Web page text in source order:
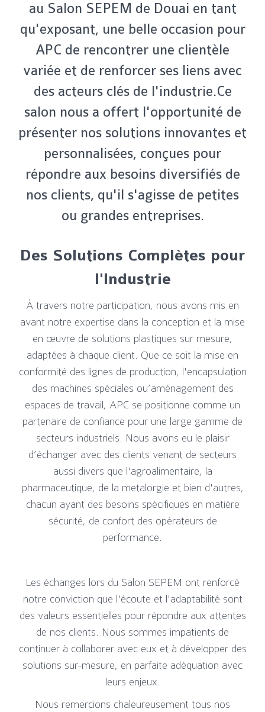
au Salon SEPEM de Douai en tant
qu'exposant, une belle occasion pour
APC de rencontrer une clientèle
variée et de renforcer ses liens avec
des acteurs clés de l'industrie.Ce
salon nous a offert l'opportunité de
présenter nos solutions innovantes et
personnalisées, conçues pour
répondre aux besoins diversifiés de
nos clients, qu'il s'agisse de petites
ou grandes entreprises.
Des Solutions Complètes pour
l'Industrie
À travers notre participation, nous avons mis en
avant notre expertise dans la conception et la mise
en œuvre de solutions plastiques sur mesure,
adaptées à chaque client. Que ce soit la mise en
conformité des lignes de production, l'encapsulation
des machines spéciales ou’aménagement des
espaces de travail, APC se positionne comme un
partenaire de confiance pour une large gamme de
secteurs industriels. Nous avons eu le plaisir
d’échanger avec des clients venant de secteurs
aussi divers que l'agroalimentaire, la
pharmaceutique, de la metalorgie et bien d'autres,
chacun ayant des besoins spécifiques en matière
sécurité, de confort des opérateurs de
performance.
Les échanges lors du Salon SEPEM ont renforcé
notre conviction que l'écoute et l'adaptabilité sont
des valeurs essentielles pour répondre aux attentes
de nos clients. Nous sommes impatients de
continuer à collaborer avec eux et à développer des
solutions sur-mesure, en parfaite adéquation avec
leurs enjeux.
Nous remercions chaleureusement tous nos